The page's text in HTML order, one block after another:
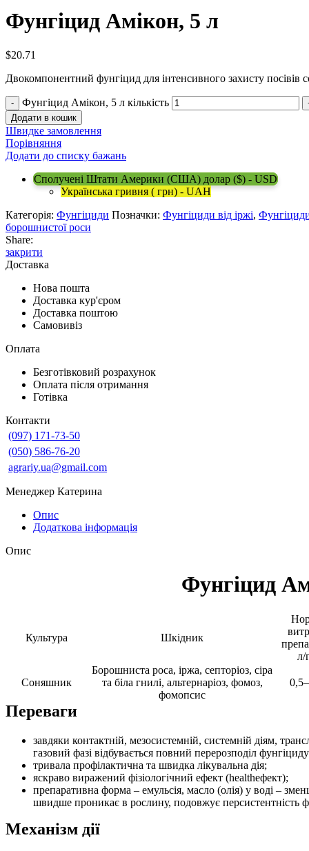
Фунгіцид Амікон, 5 л
$20.71
Двокомпонентний фунгіцид для інтенсивного захисту
Фунгіцид Амікон, 5 л кількість
Додати в кошик
Швидке замовлення
Порівняння
Додати до списку бажань
Сполучені Штати Америки (США) долар ($) - USD
Українська гривня ( грн) - UAH
Категорія: Фунгіциди Позначки: Фунгіциди від іржі,
борошнистої роси
Share:
закрити
Доставка
Нова пошта
Доставка кур'єром
Доставка поштою
Самовивіз
Оплата
Безготівковий розрахунок
Оплата після отримання
Готівка
Контакти
(097) 171-73-50
(050) 586-76-20
agrariy.ua@gmail.com
Менеджер Катерина
Опис
Додаткова інформація
Опис
Фунгіцид
Культура Шкідник
л/
Соняшник
Борошниста роса, іржа, септоріоз, сіра
та біла гнилі, альтернаріоз, фомоз,
фомопсис
Переваги
завдяки контактній, мезосистемній, системній діям,
газовий фазі відбувається повний перерозподіл
тривала профілактична та швидка лікувальна дія;
яскраво виражений фізіологічний ефект (healthефект);
препаративна форма – емульсія, масло (олія) у воді –
швидше проникає в рослину, подовжує персистентність
Механізм дії